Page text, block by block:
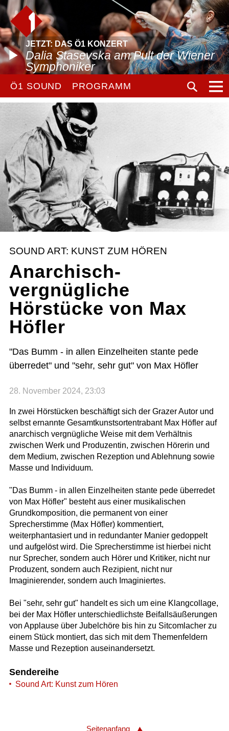
JETZT: DAS Ö1 KONZERT
Dalia Stasevska am Pult der Wiener
Symphoniker
Ö1 SOUND PROGRAMM
SOUND ART: KUNST ZUM HÖREN
Anarchisch-
vergnügliche
Hörstücke von Max
Höfler
"Das Bumm - in allen Einzelheiten stante pede
überredet" und "sehr, sehr gut" von Max Höfler
28. November 2024, 23:03
In zwei Hörstücken beschäftigt sich der Grazer Autor und
selbst ernannte Gesamtkunstsortentrabant Max Höfler auf
anarchisch vergnügliche Weise mit dem Verhältnis
zwischen Werk und Produzentin, zwischen Hörerin und
dem Medium, zwischen Rezeption und Ablehnung sowie
Masse und Individuum.
"Das Bumm - in allen Einzelheiten stante pede überredet
von Max Höfler" besteht aus einer musikalischen
Grundkomposition, die permanent von einer
Sprecherstimme (Max Höfler) kommentiert,
weiterphantasiert und in redundanter Manier gedoppelt
und aufgelöst wird. Die Sprecherstimme ist hierbei nicht
nur Sprecher, sondern auch Hörer und Kritiker, nicht nur
Produzent, sondern auch Rezipient, nicht nur
Imaginierender, sondern auch Imaginiertes.
Bei "sehr, sehr gut" handelt es sich um eine Klangcollage,
bei der Max Höfler unterschiedlichste Beifallsäußerungen
von Applause über Jubelchöre bis hin zu Sitcomlacher zu
einem Stück montiert, das sich mit dem Themenfeldern
Masse und Rezeption auseinandersetzt.
Sendereihe
Sound Art: Kunst zum Hören
Seitenanfang